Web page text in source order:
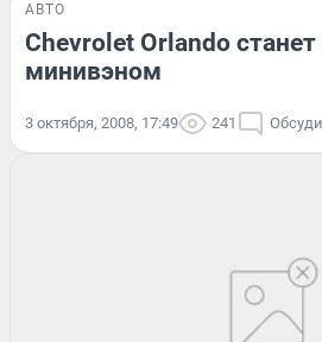
АВТО
Chevrolet Orlando
минивэном
3 октября, 2008, 17:49 241